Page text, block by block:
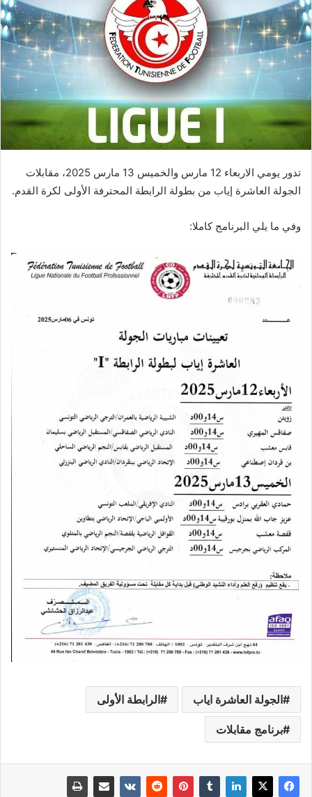
تدور يومي الاربعاء 12 مارس والخميس 13 مارس 2025، مقابلات
الجولة العاشرة إياب من بطولة الرابطة المحترفة الأولى لكرة القدم.
وفي ما يلي البرنامج كاملا:
الجولة العاشرة اياب الرابطة الأولى
برنامج مقابلات